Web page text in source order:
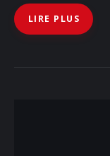
LIRE PLUS